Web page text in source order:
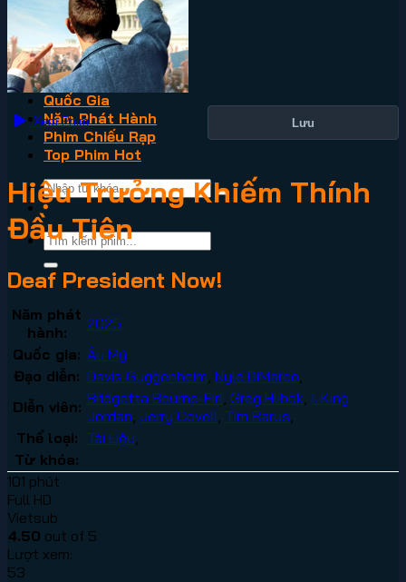
VN2
Phim Lẻ
Phim Bộ
Thể Loại
Quốc Gia
Năm Phát Hành
Phim Chiếu Rạp
Top Phim Hot
Xem Phim Lưu
Hiệu Trưởng Khiếm Thính
Đầu Tiên
Deaf President Now!
Năm phát
hành:
2025
Quốc gia: Âu Mỹ
Đạo diễn: Davis Guggenheim Nyle DiMarco
Diễn viên: Bridgetta Bourne-Firl Greg Hlibok I. King
Jordan Jerry Covell Tim Rarus
Thể loại: Tài Liệu
Từ khóa:
101 phút
Full HD
Vietsub
4.50 out of 5
Lượt xem:
53